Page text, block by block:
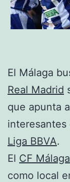
El Málaga
Real Madrid
que apunta
interesantes
Liga BBVA.
El CF Málaga
como local